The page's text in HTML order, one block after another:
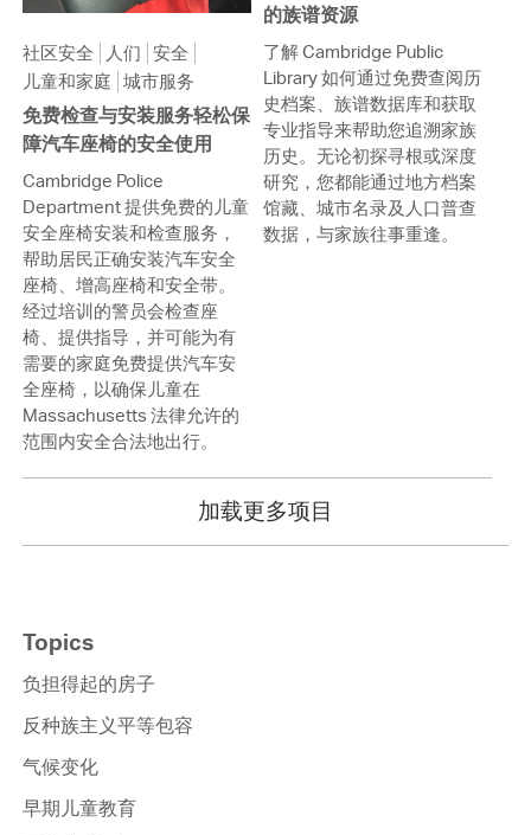
社区安全 人们 安全
儿童和家庭 城市服务
免费检查与安装服务轻松保
障汽车座椅的安全使用
Cambridge Police
Department 提供免费的儿童
安全座椅安装和检查服务，
帮助居民正确安装汽车安全
座椅、增高座椅和安全带。
经过培训的警员会检查座
椅、提供指导，并可能为有
需要的家庭免费提供汽车安
全座椅，以确保儿童在
Massachusetts 法律允许的
范围内安全合法地出行。
的族谱资源
了解 Cambridge Public
Library 如何通过免费查阅历
史档案、族谱数据库和获取
专业指导来帮助您追溯家族
历史。无论初探寻根或深度
研究，您都能通过地方档案
馆藏、城市名录及人口普查
数据，与家族往事重逢。
加载更多项目
Topics
负担得起的房子
反种族主义平等包容
气候变化
早期儿童教育